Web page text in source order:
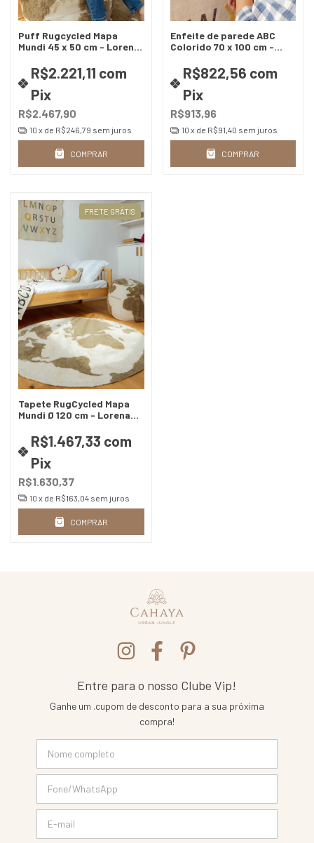
Puff Rugcycled Mapa
Mundi 45 x 50 cm - Lorena
R$2.467,90
R$2.221,11 com
Pix
10 x de R$246,79 sem juros
COMPRAR
Enfeite de parede ABC
Colorido 70 x 100 cm -
R$913,96
R$822,56 com
Pix
10 x de R$91,40 sem juros
COMPRAR
FRETE GRÁTIS
Tapete RugCycled Mapa
Mundi Ø 120 cm - Lorena
R$1.630,37
R$1.467,33 com
Pix
10 x de R$163,04 sem juros
COMPRAR
Entre para o nosso Clube Vip!
Ganhe um .cupom de desconto para a sua próxima
compra!